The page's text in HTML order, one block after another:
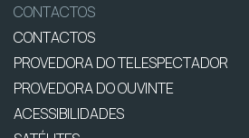
CONTACTOS
CONTACTOS
PROVEDORA DO TELESPECTADOR
PROVEDORA DO OUVINTE
ACESSIBILIDADES